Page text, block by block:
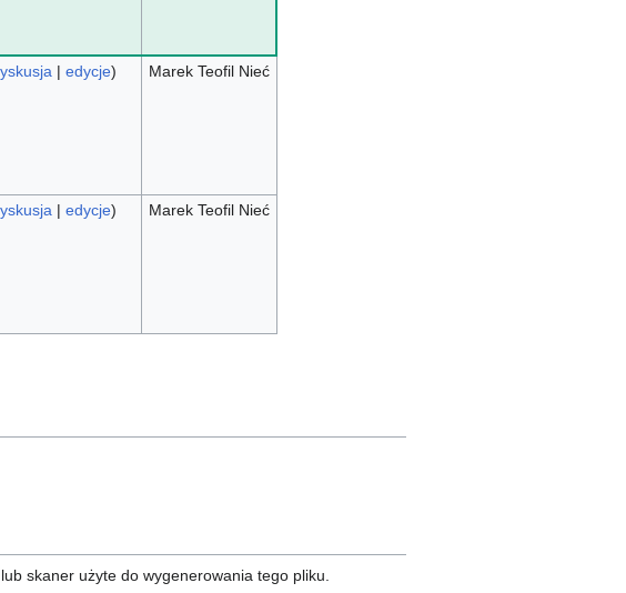
| edycje) Marek Teofil Nieć
| edycje) Marek Teofil Nieć
skaner użyte do wygenerowania tego pliku.